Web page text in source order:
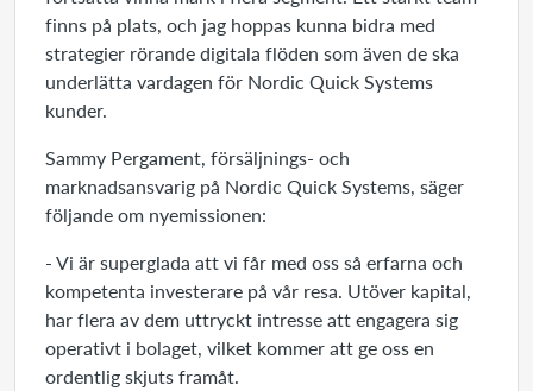
finns på plats, och jag hoppas kunna bidra med
strategier rörande digitala flöden som även de ska
underlätta vardagen för Nordic Quick Systems
kunder.
Sammy Pergament, försäljnings- och
marknadsansvarig på Nordic Quick Systems, säger
följande om nyemissionen:
- Vi är superglada att vi får med oss så erfarna och
kompetenta investerare på vår resa. Utöver kapital,
har flera av dem uttryckt intresse att engagera sig
operativt i bolaget, vilket kommer att ge oss en
ordentlig skjuts framåt.